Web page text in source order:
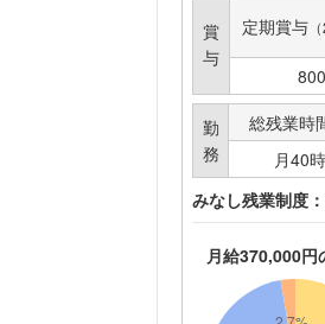
賞
与
定期賞与
勤
務
総残業時
月40
みなし残業制度：
月給370,000円